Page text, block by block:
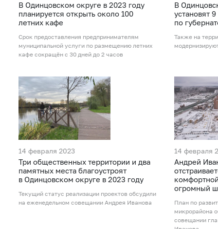
В Одинцовском округе в 2023 году
планируется открыть около 100
летних кафе
Срок предоставления предпринимателям
муниципальной услуги по размещению летних
кафе сокращён с 30 дней до 2 часов
В
установят
по
Также на
14 февраля 2023
Три общественных территории и два
памятных места благоустроят
в Одинцовском округе в 2023 году
Текущий статус реализации проектов обсудили
на еженедельном совещании Андрея Иванова
14 февраля
Андрей
огромный
План по
микрорайона
совещании